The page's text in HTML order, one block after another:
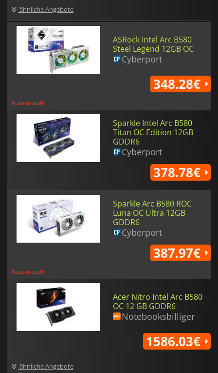
ähnliche Angebote
ASRock Intel Arc B580
Steel Legend 12GB OC
Cyberport
Ausverkauft
348.28€
Sparkle Intel Arc B580
Titan OC Edition 12GB
GDDR6
Cyberport
378.78€
Sparkle Arc B580 ROC
Luna OC Ultra 12GB
GDDR6
Cyberport
Ausverkauft
387.97€
Acer Nitro Intel Arc B580
OC 12 GB GDDR6
Notebooksbilliger
ähnliche Angebote
1586.03€